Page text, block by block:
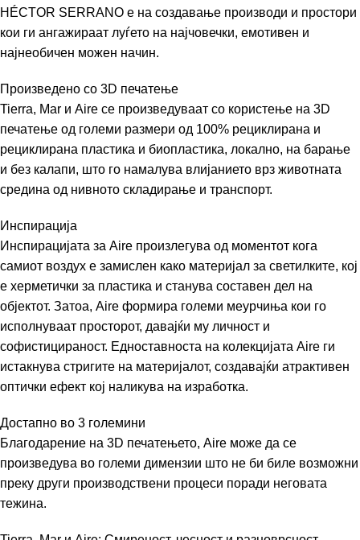
HÉCTOR SERRANO е на создавање производи и простори
кои ги ангажираат луѓето на најчовечки, емотивен и
најнеобичен можен начин.
Произведено со 3D печатење
Tierra, Mar и Aire се произведуваат со користење на 3D
печатење од големи размери од 100% рециклирана и
рециклирана пластика и биопластика, локално, на барање
и без калапи, што го намалува влијанието врз животната
средина од нивното складирање и транспорт.
Инспирација
Инспирацијата за Aire произлегува од моментот кога
самиот воздух е замислен како материјал за светилките, кој
е херметички за пластика и станува составен дел на
објектот. Затоа, Aire формира големи меурчиња кои го
исполнуваат просторот, давајќи му личност и
софистицираност. Едноставноста на колекцијата Aire ги
истакнува стригите на материјалот, создавајќи атрактивен
оптички ефект кој наликува на изработка.
Достапно во 3 големини
Благодарение на 3D печатењето, Aire може да се
произведува во големи димензии што не би биле возможни
преку други производствени процеси поради неговата
тежина.